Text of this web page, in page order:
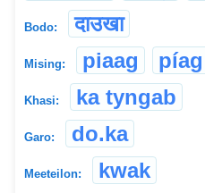
Bodo: दाउखा
Mising: piaag píag
Khasi: ka tyngab
Garo: do.ka
Meeteilon: kwak